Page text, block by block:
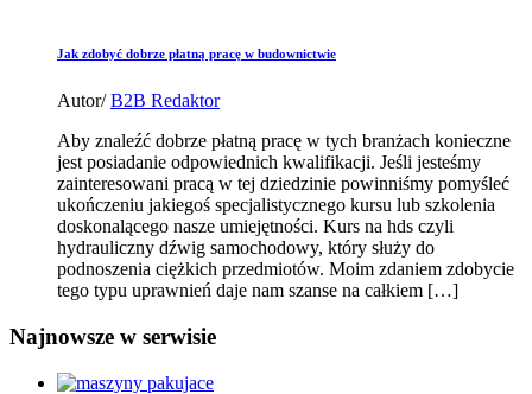
Jak zdobyć dobrze płatną pracę w budownictwie
Autor/B2B Redaktor
Aby znaleźć dobrze płatną pracę w tych branżach konieczne
jest posiadanie odpowiednich kwalifikacji. Jeśli jesteśmy
zainteresowani pracą w tej dziedzinie powinniśmy pomyśleć
ukończeniu jakiegoś specjalistycznego kursu lub szkolenia
doskonalącego nasze umiejętności. Kurs na hds czyli
hydrauliczny dźwig samochodowy, który służy do
podnoszenia ciężkich przedmiotów. Moim zdaniem zdobycie
tego typu uprawnień daje nam szanse na całkiem […]
Najnowsze w serwisie